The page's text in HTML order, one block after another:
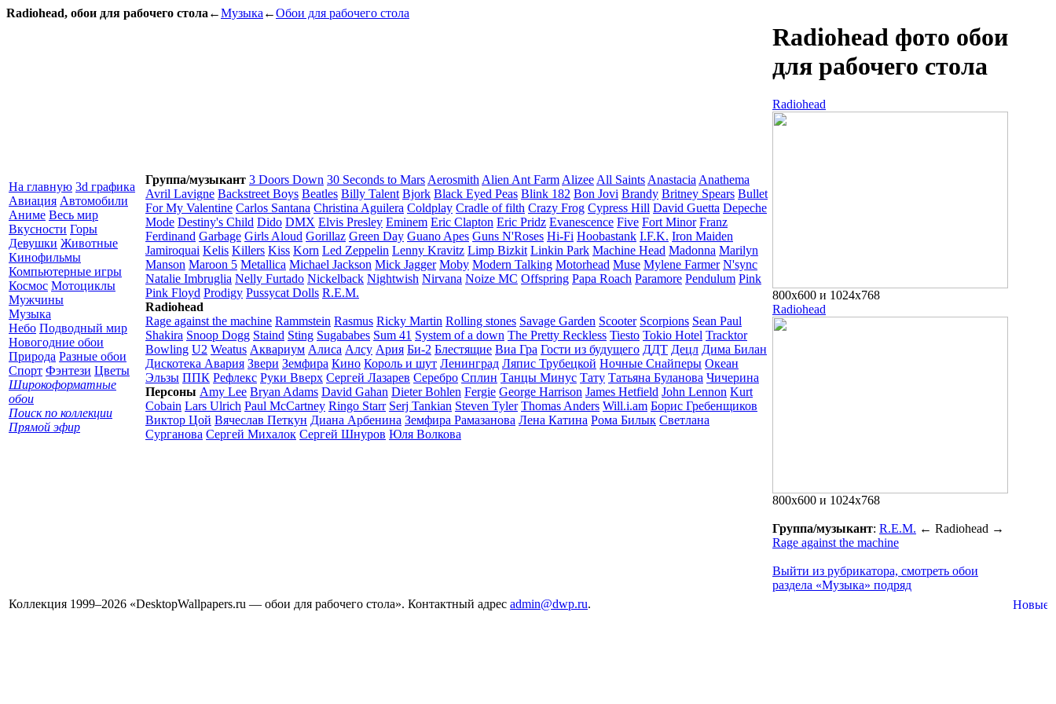
Radiohead, обои для рабочего стола ←Музыка ←Обои для рабочего стола
На главную 3d графика
Авиация Автомобили
Аниме Весь мир
Вкусности Горы
Девушки Животные
Кинофильмы
Компьютерные игры
Космос Мотоциклы
Мужчины
Музыка
Небо Подводный мир
Новогодние обои
Природа Разные обои
Спорт Фэнтези Цветы
Широкоформатные
обои
Поиск по коллекции
Прямой эфир
Группа/музыкант 3 Doors Down 30 Seconds to Mars Aerosmith Alien Ant Farm Alizee All Saints Anastacia Anathema
Avril Lavigne Backstreet Boys Beatles Billy Talent Bjork Black Eyed Peas Blink 182 Bon Jovi Brandy Britney Spears Bullet
For My Valentine Carlos Santana Christina Aguilera Coldplay Cradle of filth Crazy Frog Cypress Hill David Guetta Depeche
Mode Destiny's Child Dido DMX Elvis Presley Eminem Eric Clapton Eric Pridz Evanescence Five Fort Minor Franz
Ferdinand Garbage Girls Aloud Gorillaz Green Day Guano Apes Guns N'Roses Hi-Fi Hoobastank I.F.K. Iron Maiden
Jamiroquai Kelis Killers Kiss Korn Led Zeppelin Lenny Kravitz Limp Bizkit Linkin Park Machine Head Madonna Marilyn
Manson Maroon 5 Metallica Michael Jackson Mick Jagger Moby Modern Talking Motorhead Muse Mylene Farmer N'sync
Natalie Imbruglia Nelly Furtado Nickelback Nightwish Nirvana Noize MC Offspring Papa Roach Paramore Pendulum Pink
Pink Floyd Prodigy Pussycat Dolls R.E.M.
Radiohead
Rage against the machine Rammstein Rasmus Ricky Martin Rolling stones Savage Garden Scooter Scorpions Sean Paul
Shakira Snoop Dogg Staind Sting Sugababes Sum 41 System of a down The Pretty Reckless Tiesto Tokio Hotel Tracktor
Bowling U2 Weatus Аквариум Алиса Алсу Ария Би-2 Блестящие Виа Гра Гости из будущего ДДТ Децл Дима Билан
Дискотека Авария Звери Земфира Кино Король и шут Ленинград Ляпис Трубецкой Ночные Снайперы Океан
Эльзы ППК Рефлекс Руки Вверх Сергей Лазарев Серебро Сплин Танцы Минус Тату Татьяна Буланова Чичерина
Персоны Amy Lee Bryan Adams David Gahan Dieter Bohlen Fergie George Harrison James Hetfield John Lennon Kurt
Cobain Lars Ulrich Paul McCartney Ringo Starr Serj Tankian Steven Tyler Thomas Anders Will.i.am Борис Гребенщиков
Виктор Цой Вячеслав Петкун Диана Арбенина Земфира Рамазанова Лена Катина Рома Билык Светлана
Сурганова Сергей Михалок Сергей Шнуров Юля Волкова
Radiohead фото обои
для рабочего стола
Radiohead
800x600 и 1024x768
Radiohead
800x600 и 1024x768
Группа/музыкант: R.E.M. ← Radiohead →
Rage against the machine
Выйти из рубрикатора, смотреть обои
раздела «Музыка» подряд
Коллекция 1999–2026 «DesktopWallpapers.ru — обои для рабочего стола». Контактный адрес admin@dwp.ru.